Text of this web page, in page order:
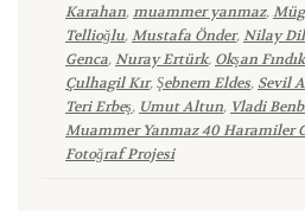
Karahan,muammer yanmaz,
Tellioğlu,Mustafa Önder,Nilay
Genca,Nuray Ertürk, Okşan Fındık
Çulhagil Kır,Şebnem Eldes, Sevil
Teri Erbeş, Umut Altun, Vladi
Muammer Yanmaz 40 Haramiler
Fotoğraf Projesi